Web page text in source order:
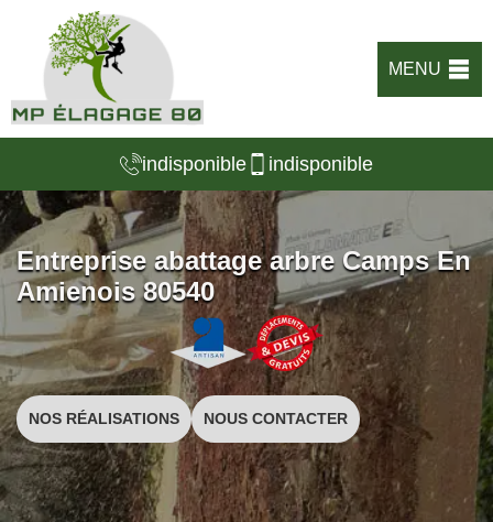
MENU
indisponible indisponible
Entreprise abattage arbre Camps En
Amienois 80540
NOS RÉALISATIONS NOUS CONTACTER